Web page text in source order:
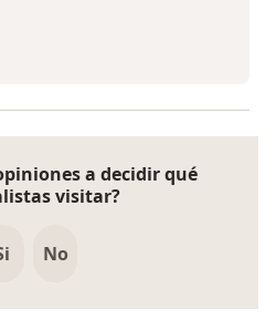
a decidir qué
visitar?
No